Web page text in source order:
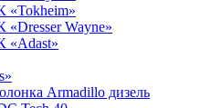
«Tokheim»
«Dresser Wayne»
«Adast»
Armadillo дизель